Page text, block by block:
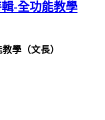
-全功能教學
學（文長）